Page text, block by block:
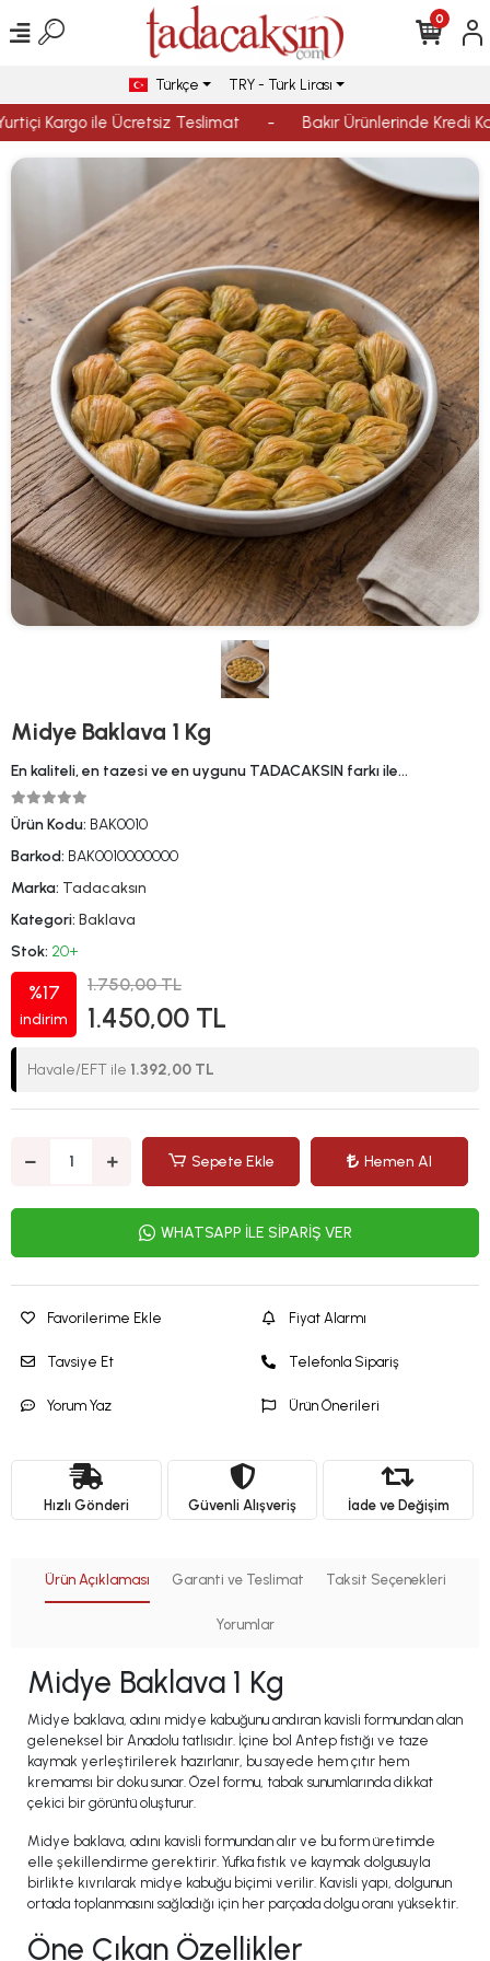
Kargo ile Ücretsiz Teslimat Bakır Ürünlerinde Kredi
0
Türkçe TRY - Türk Lirası
Midye Baklava 1 Kg
En kaliteli, en tazesi ve en uygunu TADACAKSIN farkı ile…
Ürün Kodu: BAK0010
Barkod: BAK0010000000
Marka: Tadacaksın
Kategori: Baklava
Stok: 20+
%17
indirim
1.750,00 TL
1.450,00 TL
Havale/EFT ile 1.392,00 TL
Sepete Ekle Hemen Al
WHATSAPP İLE SİPARİŞ VER
Favorilerime Ekle
Tavsiye Et
Yorum Yaz
Fiyat Alarmı
Telefonla Sipariş
Ürün Önerileri
Hızlı Gönderi Güvenli Alışveriş İade ve Değişim
Ürün Açıklaması Garanti ve Teslimat Taksit Seçenekleri
Yorumlar
Midye Baklava 1 Kg
Midye baklava, adını midye kabuğunu andıran kavisli formundan alan
geleneksel bir Anadolu tatlısıdır. İçine bol Antep fıstığı ve taze
kaymak yerleştirilerek hazırlanır, bu sayede hem çıtır hem
kremamsı bir doku sunar. Özel formu, tabak sunumlarında dikkat
çekici bir görüntü oluşturur.
Midye baklava, adını kavisli formundan alır ve bu form üretimde
elle şekillendirme gerektirir. Yufka fıstık ve kaymak dolgusuyla
birlikte kıvrılarak midye kabuğu biçimi verilir. Kavisli yapı, dolgunun
ortada toplanmasını sağladığı için her parçada dolgu oranı yüksektir.
Öne Çıkan Özellikler